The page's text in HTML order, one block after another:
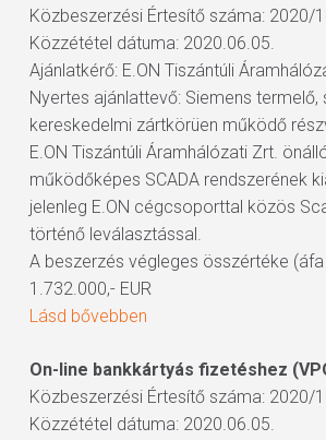
Közbeszerzési Értesítő száma: 2020/
Közzététel dátuma: 2020.06.05.
Ajánlatkérő: E.ON Tiszántúli
Nyertes ajánlattevő: Siemens
kereskedelmi zártkörüen működő
E.ON Tiszántúli Áramhálózati Zrt.
működőképes SCADA rendszerének
jelenleg E.ON cégcsoporttal közös
történő leválasztással.
A beszerzés végleges összértéke (áfa
1.732.000,- EUR
Lásd bővebben
On-line bankkártyás fizetéshez
Közbeszerzési Értesítő száma: 2020/
Közzététel dátuma: 2020.06.05.